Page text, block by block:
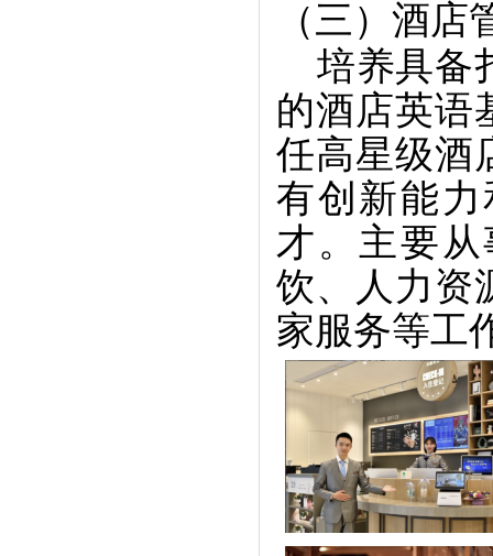
（三）酒
培养具备
的酒店英语
任高星级酒
有创新能
才。主要
饮、人力资
家服务等工